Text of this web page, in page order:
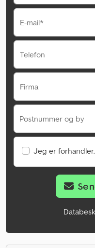
E-mail*
Telefon
Firma
Postnummer og by
Jeg er forhandler.